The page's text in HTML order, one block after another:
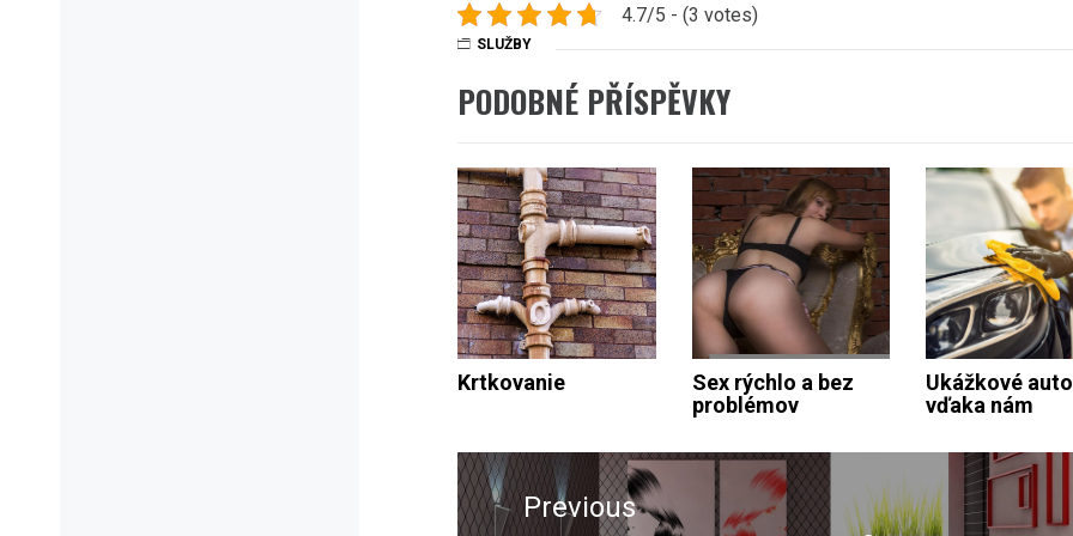
4.7/5 - (3 votes)
SLUŽBY
PODOBNÉ PŘÍSPĚVKY
Krtkovanie
Sex rýchlo a bez
problémov
Ukážkové auto
vďaka nám
Navigace
pro
Previous